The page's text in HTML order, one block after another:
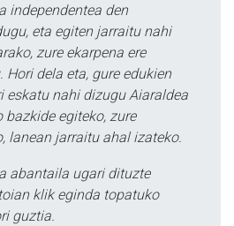
independentea den
eta egiten jarraitu nahi
zure ekarpena ere
Hori dela eta, gure edukien
eskatu nahi dizugu Aiaraldea
bazkide egiteko, zure
lanean jarraitu ahal izateko.
abantaila ugari dituzte
klik eginda topatuko
guztia.